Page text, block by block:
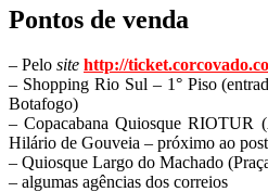
Pontos de venda
– Pelo site http://
– Shopping Rio Sul – 1° Piso
Botafogo)
– Copacabana Quiosque RIOTUR (
Hilário de Gouveia – próximo ao
– Quiosque Largo do Machado
– algumas agências dos correios